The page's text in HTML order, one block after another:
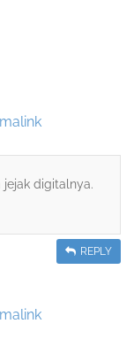
jejak digitalnya.
REPLY